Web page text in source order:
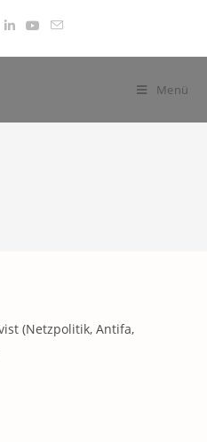
Menü
(Netzpolitik, Antifa,